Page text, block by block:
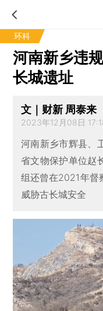
环科
河南新乡违
长城遗址
文｜财新 周泰来
2023年12月08日
河南新乡市辉县、
省文物保护单位赵
组还曾在2021年督
威胁古长城安全